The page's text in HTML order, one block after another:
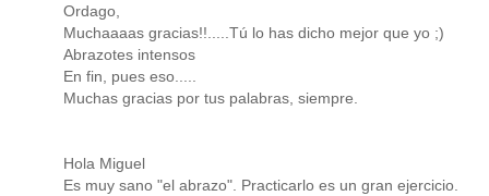
Ordago,
Muchaaaas gracias!!.....Tú lo has dicho mejor que yo ;)
Abrazotes intensos
En fin, pues eso.....
Muchas gracias por tus palabras, siempre.
Hola Miguel
Es muy sano "el abrazo". Practicarlo es un gran ejercicio.